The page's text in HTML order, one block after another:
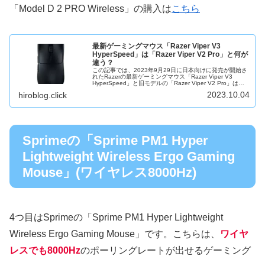
「Model D 2 PRO Wireless」の購入はこちら
最新ゲーミングマウス「Razer Viper V3
HyperSpeed」は「Razer Viper V2 Pro」と何が
違う？
この記事では、2023年9月29日に日本向けに発売が開始さ
れたRazerの最新ゲーミングマウス「Razer Viper V3
HyperSpeed」と旧モデルの「Razer Viper V2 Pro」は、
hiroblog.click 2023.10.04
Sprimeの「Sprime PM1 Hyper
Lightweight Wireless Ergo Gaming
Mouse」(ワイヤレス8000Hz)
4つ目はSprimeの「Sprime PM1 Hyper Lightweight
Wireless Ergo Gaming Mouse」です。こちらは、
ワイヤ
レスでも8000Hzのポーリングレートが出せるゲーミング